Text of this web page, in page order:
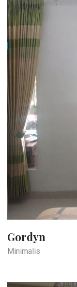
Gordyn
Minimalis